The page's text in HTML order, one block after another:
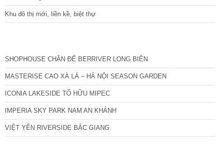
Khu đô thị mới, liền kề, biệt thự
SHOPHOUSE CHÂN ĐẾ BERRIVER LONG BIÊN
MASTERISE CAO XÀ LÁ – HÀ NỘI SEASON GARDEN
ICONIA LAKESIDE TỐ HỮU MIPEC
IMPERIA SKY PARK NAM AN KHÁNH
VIỆT YÊN RIVERSIDE BẮC GIANG